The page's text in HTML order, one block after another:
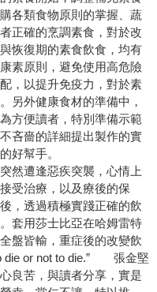
各類食物原則的掌握、蔬
正確的烹調素食，對於改
恢復期的素食飲食，均有
素原則，避免使用高危險
，以提升免疫力，對於素
另外健康食材的準備中，
方便讀者，特別準備示範
吝嗇的詳細提出製作的實
好幫手。
遭逢惡疾突襲，心情上
受治療，以及療後的保
，透過積極實踐正確的飲
套用莎士比亞在哈姆雷特
盤皆輸，重症後的改變飲
die or not to die.” 張金堅
良苦，與讀者分享，實是